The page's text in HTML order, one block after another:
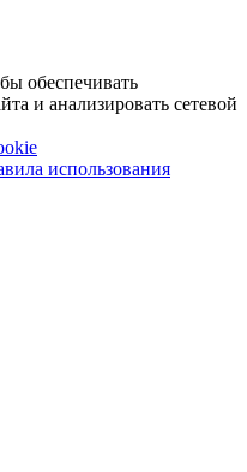
обеспечивать
и анализировать сетевой
использования